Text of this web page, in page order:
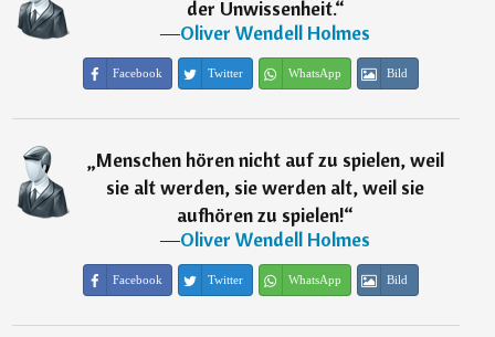
der Unwissenheit.“
―Oliver Wendell Holmes
Facebook Twitter WhatsApp Bild
„Menschen hören nicht auf zu spielen, weil
sie alt werden, sie werden alt, weil sie
aufhören zu spielen!“
―Oliver Wendell Holmes
Facebook Twitter WhatsApp Bild